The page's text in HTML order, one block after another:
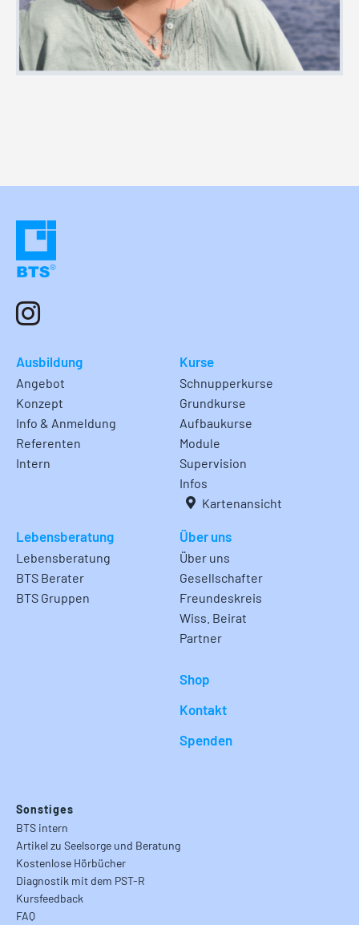
Ausbildung
Angebot
Konzept
Info & Anmeldung
Referenten
Intern
Kurse
Schnupperkurse
Grundkurse
Aufbaukurse
Module
Supervision
Infos
Kartenansicht
Lebensberatung
Lebensberatung
BTS Berater
BTS Gruppen
Über uns
Über uns
Gesellschafter
Freundeskreis
Wiss. Beirat
Partner
Shop
Kontakt
Spenden
Sonstiges
BTS intern
Artikel zu Seelsorge und Beratung
Kostenlose Hörbücher
Diagnostik mit dem PST-R
Kursfeedback
FAQ